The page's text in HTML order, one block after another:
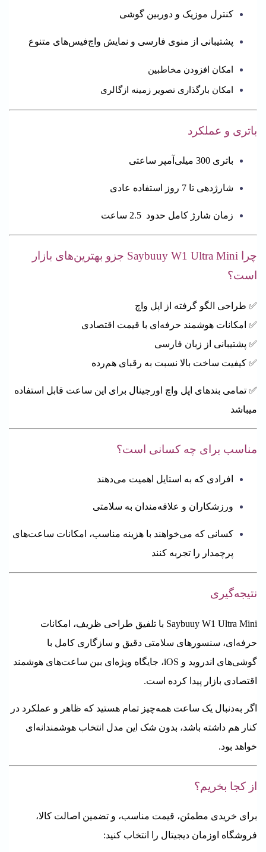
کنترل موزیک و دوربین گوشی
پشتیبانی از منوی فارسی و نمایش واچ‌فیس‌های متنوع
امکان افزودن مخاطبین
امکان بارگذاری تصویر زمینه ازگالری
باتری و عملکرد
باتری 300 میلی‌آمپر ساعتی
شارژدهی تا 7 روز استفاده عادی
زمان شارژ کامل حدود 2.5 ساعت
چرا Saybuuy W1 Ultra Mini جزو بهترین‌های بازار
است؟
✅ طراحی الگو گرفته از اپل واچ
✅ امکانات هوشمند حرفه‌ای با قیمت اقتصادی
✅ پشتیبانی از زبان فارسی
✅ کیفیت ساخت بالا نسبت به رقبای هم‌رده
✅ تمامی بندهای اپل واچ اورجینال برای این ساعت قابل استفاده
میباشد
مناسب برای چه کسانی است؟
افرادی که به استایل اهمیت می‌دهند
ورزشکاران و علاقه‌مندان به سلامتی
کسانی که می‌خواهند با هزینه مناسب، امکانات ساعت‌های
پرچمدار را تجربه کنند
نتیجه‌گیری
Saybuuy W1 Ultra Mini با تلفیق طراحی ظریف، امکانات
حرفه‌ای، سنسورهای سلامتی دقیق و سازگاری کامل با
گوشی‌های اندروید و iOS، جایگاه ویژه‌ای بین ساعت‌های هوشمند
اقتصادی بازار پیدا کرده است.
اگر به‌دنبال یک ساعت همه‌چیز تمام هستید که ظاهر و عملکرد در
کنار هم داشته باشد، بدون شک این مدل انتخاب هوشمندانه‌ای
خواهد بود.
از کجا بخریم؟
برای خریدی مطمئن، قیمت مناسب، و تضمین اصالت کالا،
فروشگاه اوزمان دیجیتال را انتخاب کنید: